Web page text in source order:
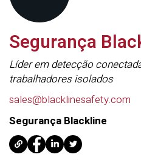
Segurança
Líder em detecção
trabalhadores isolados
sales@blacklinesafety.com
Segurança Blackline